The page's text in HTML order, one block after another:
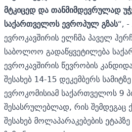
მტკიცედ და თანმიმდევრულად
საქართველოს ევროპულ გზას“, -
ევროკავშირის ელჩმა პაველ
საბოლოო გადაწყვეტილება
ევროკავშირის წევრობის
შესახებ 14-15 დეკემბერს
ევროკომისიამ საქართველოს 9
შესასრულებლად, რის შემდეგაც
შესახებ მოლაპარაკებების